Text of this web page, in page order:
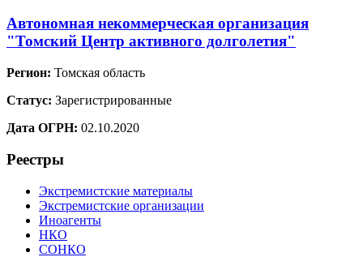
Автономная некоммерческая организация
"Томский Центр активного долголетия"
Регион: Томская область
Статус: Зарегистрированные
Дата ОГРН: 02.10.2020
Реестры
Экстремистские материалы
Экстремистские организации
Иноагенты
НКО
СОНКО